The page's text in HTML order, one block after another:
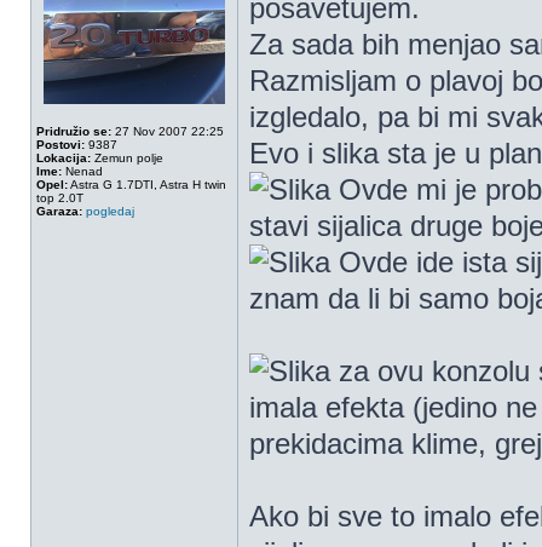
Pridružio se: 27 Nov 2007 22:25
Postovi: 9387
Lokacija: Zemun polje
Ime: Nenad
Opel:Astra G 1.7DTI, Astra H twin
top 2.0T
Garaza: pogledaj
posavetujem.
Za sada bih menjao
Razmisljam o plavoj
izgledalo, pa bi mi
Evo i slika sta je u
Ovde mi je
stavi sijalica druge
Ovde ide ista
znam da li bi samo
za ovu konzolu
imala efekta (jedino
prekidacima klime,
Ako bi sve to imalo